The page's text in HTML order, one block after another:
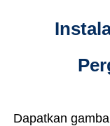
Dapatkan